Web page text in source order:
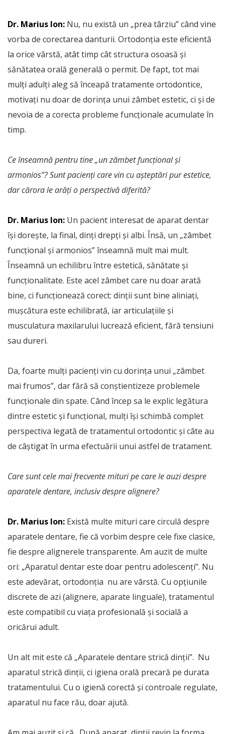
Dr. Marius Ion: Nu, nu există un „prea târziu” când vine
vorba de corectarea danturii. Ortodonția este eficientă
la orice vârstă, atât timp cât structura osoasă și
sănătatea orală generală o permit. De fapt, tot mai
mulți adulți aleg să înceapă tratamente ortodontice,
motivați nu doar de dorința unui zâmbet estetic, ci și de
nevoia de a corecta probleme funcționale acumulate în
timp.
Ce înseamnă pentru tine „un zâmbet funcțional și
armonios”? Sunt pacienți care vin cu așteptări pur estetice,
dar cărora le arăți o perspectivă diferită?
Dr. Marius Ion: Un pacient interesat de aparat dentar
își dorește, la final, dinți drepți și albi. Însă, un „zâmbet
funcțional și armonios” înseamnă mult mai mult.
Înseamnă un echilibru între estetică, sănătate și
funcționalitate. Este acel zâmbet care nu doar arată
bine, ci funcționează corect: dinții sunt bine aliniați,
mușcătura este echilibrată, iar articulațiile și
musculatura maxilarului lucrează eficient, fără tensiuni
sau dureri.
Da, foarte mulți pacienți vin cu dorința unui „zâmbet
mai frumos”, dar fără să conștientizeze problemele
funcționale din spate. Când încep sa le explic legătura
dintre estetic și funcțional, mulți își schimbă complet
perspectiva legată de tratamentul ortodontic și câte au
de câștigat în urma efectuării unui astfel de tratament.
Care sunt cele mai frecvente mituri pe care le auzi despre
aparatele dentare, inclusiv despre alignere?
Dr. Marius Ion: Există multe mituri care circulă despre
aparatele dentare, fie că vorbim despre cele fixe clasice,
fie despre alignerele transparente. Am auzit de multe
ori: „Aparatul dentar este doar pentru adolescenți”. Nu
este adevărat, ortodonția nu are vârstă. Cu opțiunile
discrete de azi (alignere, aparate linguale), tratamentul
este compatibil cu viața profesională și socială a
oricărui adult.
Un alt mit este că „Aparatele dentare strică dinții”. Nu
aparatul strică dinții, ci igiena orală precară pe durata
tratamentului. Cu o igienă corectă și controale regulate,
aparatul nu face rău, doar ajută.